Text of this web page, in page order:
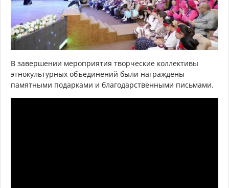
В завершении мероприятия творческие коллективы
этнокультурных объединений были награждены
памятными подарками и благодарственными письмами.